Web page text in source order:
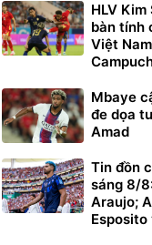
HLV
bàn tính
Việt
Mbaye
đe dọa
Amad
Tin đồn
sáng 8/
Araujo;
Esposito